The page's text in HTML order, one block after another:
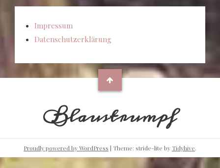
Impressum
Datenschutzerklärung
Blaustrumpf
Proudly powered by WordPress | Theme: stride-lite byTidyhive.